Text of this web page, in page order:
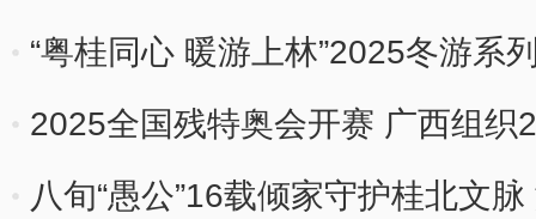
“粤桂同心 暖游上林”2025冬游系
2025全国残特奥会开赛 广西组织
八旬“愚公”16载倾家守护桂北文